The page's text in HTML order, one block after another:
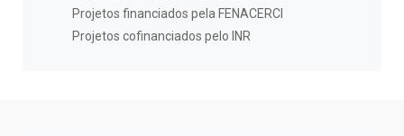
Projetos financiados pela FENACERCI
Projetos cofinanciados pelo INR